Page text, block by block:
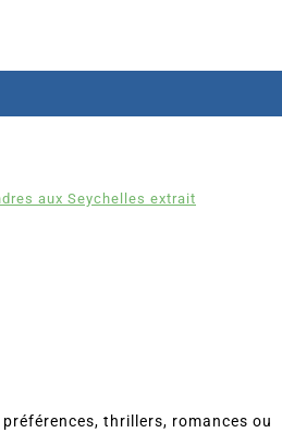
aux Seychelles extrait
thrillers, romances ou